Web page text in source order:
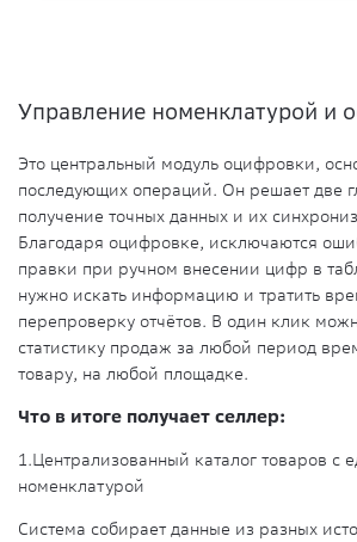
Управление номенклатурой и
Это центральный модуль оцифровки,
последующих операций. Он решает две
получение точных данных и их
Благодаря оцифровке, исключаются
правки при ручном внесении цифр в
нужно искать информацию и тратить
перепроверку отчётов. В один клик
статистику продаж за любой период
товару, на любой площадке.
Что в итоге получает селлер:
1.Централизованный каталог товаров с
номенклатурой
Система собирает данные из разных